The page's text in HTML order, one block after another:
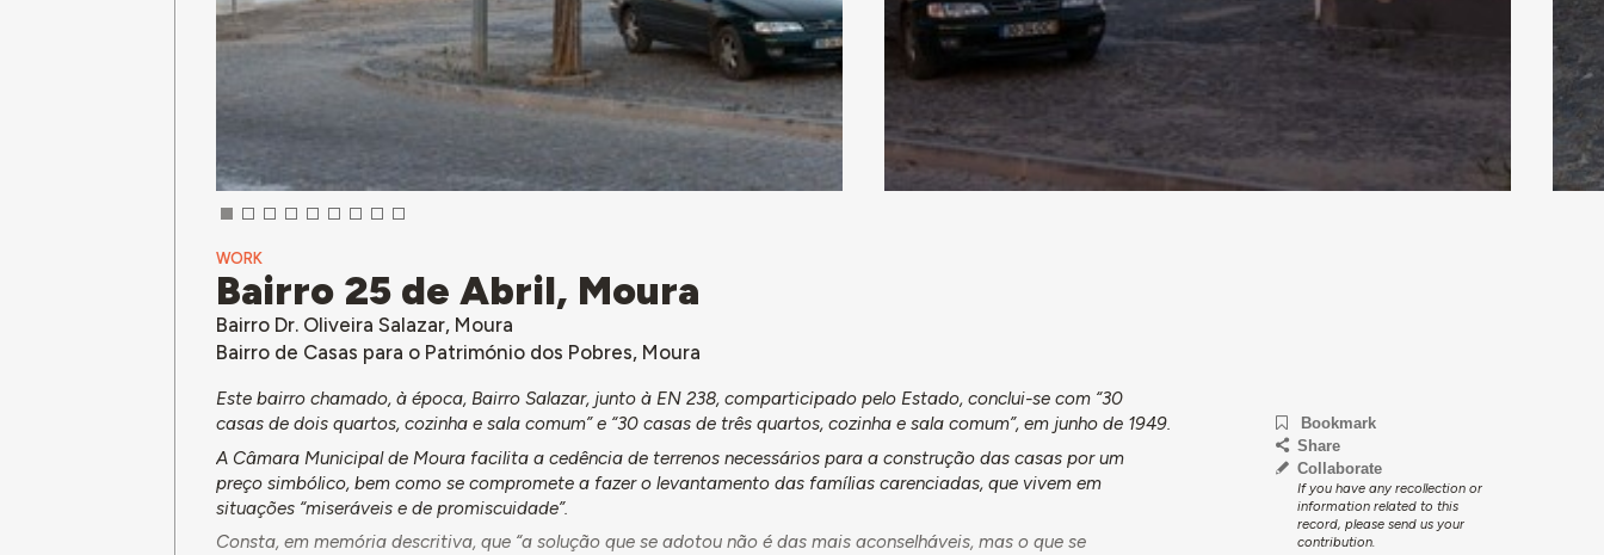
WORK
Bairro 25 de Abril, Moura
Bairro Dr. Oliveira Salazar, Moura
Bairro de Casas para o Património dos Pobres, Moura
Este bairro chamado, à época, Bairro Salazar, junto à EN 238, comparticipado pelo Estado, conclui-se com “30
casas de dois quartos, cozinha e sala comum” e “30 casas de três quartos, cozinha e sala comum”, em junho de 1949.
A Câmara Municipal de Moura facilita a cedência de terrenos necessários para a construção das casas por um
preço simbólico, bem como se compromete a fazer o levantamento das famílias carenciadas, que vivem em
situações “miseráveis e de promiscuidade”.
Consta, em memória descritiva, que “a solução que se adotou não é das mais aconselháveis, mas o que se
Bookmark
Share
Collaborate
If you have any recollection or
information related to this
record, please send us your
contribution.